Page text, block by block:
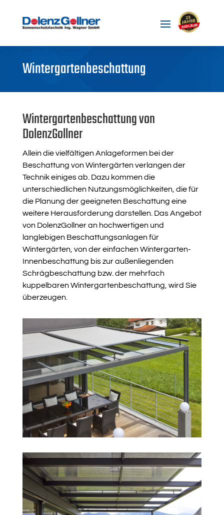
Wintergartenbeschattung
Wintergartenbeschattung von
DolenzGollner
Allein die vielfältigen Anlageformen bei der
Beschattung von Wintergärten verlangen der
Technik einiges ab. Dazu kommen die
unterschiedlichen Nutzungsmöglichkeiten, die für
die Planung der geeigneten Beschattung eine
weitere Herausforderung darstellen. Das Angebot
von DolenzGollner an hochwertigen und
langlebigen Beschattungsanlagen für
Wintergärten, von der einfachen Wintergarten-
Innenbeschattung bis zur außenliegenden
Schrägbeschattung bzw. der mehrfach
kuppelbaren Wintergartenbeschattung, wird Sie
überzeugen.